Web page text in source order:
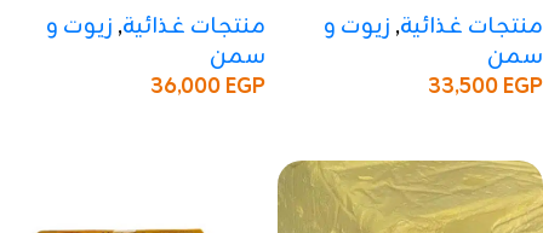
منتجات غذائية, زيوت و
سمن
33,500EGP
منتجات غذائية, زيوت و
سمن
36,000EGP